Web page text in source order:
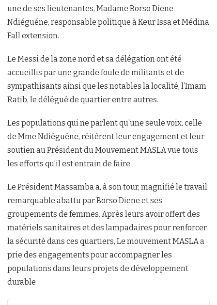
une de ses lieutenantes, Madame Borso Diene
Ndiéguéne, responsable politique à Keur Issa et Médina
Fall extension.
Le Messi de la zone nord et sa délégation ont été
accueillis par une grande foule de militants et de
sympathisants ainsi que les notables la localité, l’Imam
Ratib, le délégué de quartier entre autres.
Les populations qui ne parlent qu’une seule voix, celle
de Mme Ndiéguéne, réitèrent leur engagement et leur
soutien au Président du Mouvement MASLA vue tous
les efforts qu’il est entrain de faire.
Le Président Massamba a, à son tour, magnifié le travail
remarquable abattu par Borso Diene et ses
groupements de femmes. Après leurs avoir offert des
matériels sanitaires et des lampadaires pour renforcer
la sécurité dans ces quartiers, Le mouvement MASLA a
prie des engagements pour accompagner les
populations dans leurs projets de développement
durable